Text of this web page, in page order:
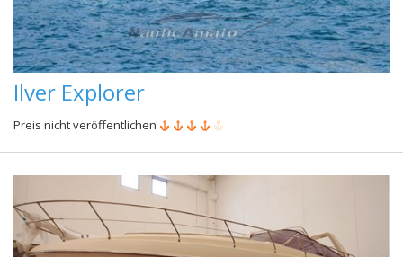
Ilver Explorer
Preis nicht veröffentlichen